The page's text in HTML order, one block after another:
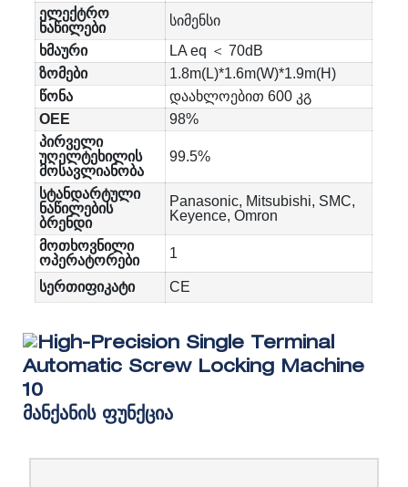
ელექტრო
ნაწილები
სიმენსი
ხმაური
LA eq ＜ 70dB
ზომები
1.8m(L)*1.6m(W)*1.9m(H)
წონა
დაახლოებით 600 კგ
OEE
98%
პირველი
უღელტეხილის
მოსავლიანობა
99.5%
სტანდარტული
ნაწილების
ბრენდი
Panasonic, Mitsubishi, SMC,
Keyence, Omron
მოთხოვნილი
ოპერატორები
1
სერთიფიკატი CE
Მანქანის Ფუნქცია